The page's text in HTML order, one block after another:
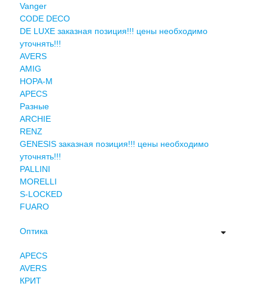
Vanger
CODE DECO
DE LUXE заказная позиция!!! цены необходимо
уточнять!!!
AVERS
AMIG
НОРА-М
APECS
Разные
ARCHIE
RENZ
GENESIS заказная позиция!!! цены необходимо
уточнять!!!
PALLINI
MORELLI
S-LOCKED
FUARO
Оптика
APECS
AVERS
КРИТ